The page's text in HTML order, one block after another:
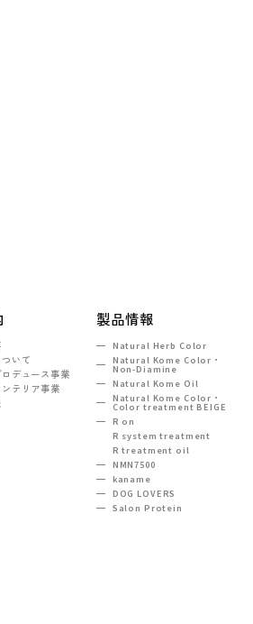
いて
デュース事業
テリア事業
製品情報
Natural Herb Color
Natural Kome Color・
Non-Diamine
Natural Kome Oil
Natural Kome Color・
Color treatment BEIGE
R on
R system treatment
R treatment oil
NMN7500
kaname
DOG LOVERS
Salon Protein